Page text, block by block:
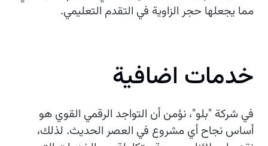
مما يجعلها حجر الزاوية في التقدم التعليمي.
خدمات اضافية
في شركة "بلو"، نؤمن أن التواجد الرقمي القوي هو
أساس نجاح أي مشروع في العصر الحديث. لذلك،